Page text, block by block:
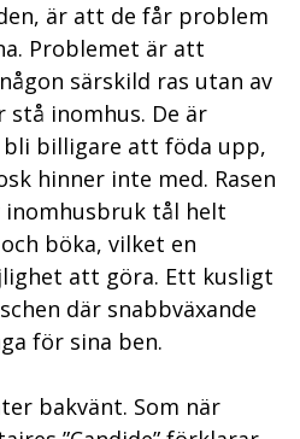
är att de får problem
Problemet är att
särskild ras utan av
stå inomhus. De är
billigare att föda upp,
hinner inte med. Rasen
tål helt
böka, vilket en
att göra. Ett kusligt
där snabbväxande
för sina ben.
bakvänt. Som när